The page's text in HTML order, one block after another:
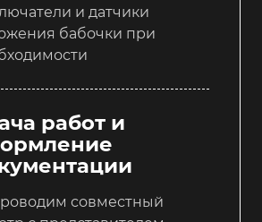
и датчики
бабочки при
работ и
совместный